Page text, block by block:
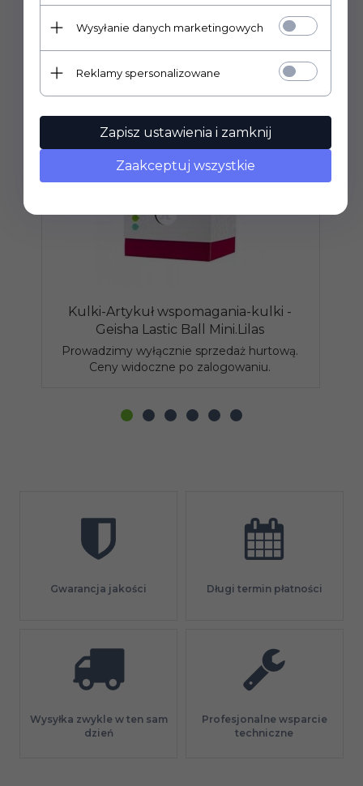
Kulki-Artykuł wspomagania-kulki -
Geisha Lastic Ball Mini.Lilas
Prowadzimy wyłącznie sprzedaż hurtową.
Ceny widoczne po zalogowaniu.
Gwarancja jakości Długi termin płatności
Wysyłka zwykle w ten sam
dzień
Profesjonalne wsparcie
techniczne
Wysyłanie danych marketingowych
Reklamy spersonalizowane
Zapisz ustawienia i zamknij
Zaakceptuj wszystkie